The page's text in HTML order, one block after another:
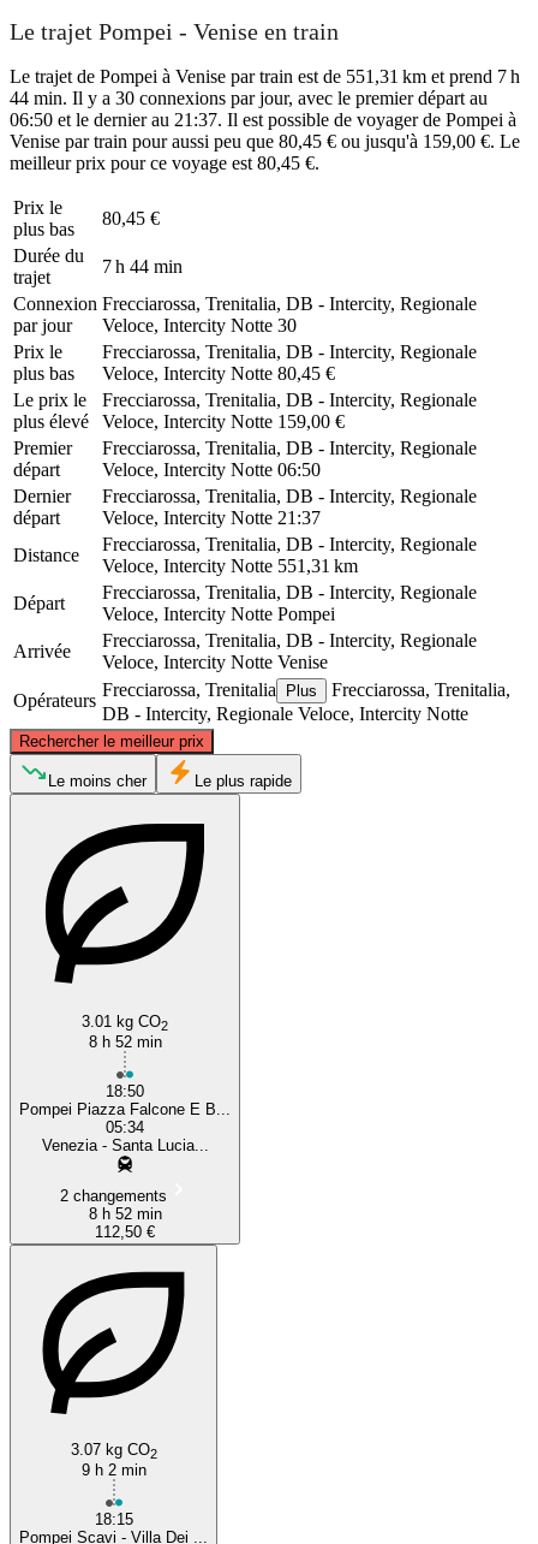
Le trajet Pompei - Venise en train
Le trajet de Pompei à Venise par train est de 551,31 km et prend 7 h
44 min. Il y a 30 connexions par jour, avec le premier départ au
06:50 et le dernier au 21:37. Il est possible de voyager de Pompei à
Venise par train pour aussi peu que 80,45 € ou jusqu'à 159,00 €. Le
meilleur prix pour ce voyage est 80,45 €.
Prix ​​le
plus bas
80,45 €
Durée du
trajet
7 h 44 min
Connexion
par jour
Frecciarossa, Trenitalia, DB - Intercity, Regionale
Veloce, Intercity Notte 30
Prix ​​le
plus bas
Frecciarossa, Trenitalia, DB - Intercity, Regionale
Veloce, Intercity Notte 80,45 €
Le prix le
plus élevé
Frecciarossa, Trenitalia, DB - Intercity, Regionale
Veloce, Intercity Notte 159,00 €
Premier
départ
Frecciarossa, Trenitalia, DB - Intercity, Regionale
Veloce, Intercity Notte 06:50
Dernier
départ
Frecciarossa, Trenitalia, DB - Intercity, Regionale
Veloce, Intercity Notte 21:37
Distance
Frecciarossa, Trenitalia, DB - Intercity, Regionale
Veloce, Intercity Notte 551,31 km
Départ
Frecciarossa, Trenitalia, DB - Intercity, Regionale
Veloce, Intercity Notte Pompei
Arrivée
Frecciarossa, Trenitalia, DB - Intercity, Regionale
Veloce, Intercity Notte Venise
Opérateurs
Frecciarossa, Trenitalia Plus
Frecciarossa, Trenitalia,
DB - Intercity, Regionale Veloce, Intercity Notte
Rechercher le meilleur prix
Venice
©CARTO, ©OpenStreetMap contributors
Le moins cher Le plus rapide
3.01 kg CO2
8 h 52 min
18:50
Pompei Piazza Falcone E B...
05:34
Venezia - Santa Lucia...
2 changements
8 h 52 min
112,50 €
3.07 kg CO2
9 h 2 min
18:15
Pompei Scavi - Villa Dei ...